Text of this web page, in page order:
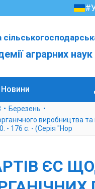
аграрних наук
Новини
Березень
виробництва
- 176 с. - (Серія "Нор
ЄС